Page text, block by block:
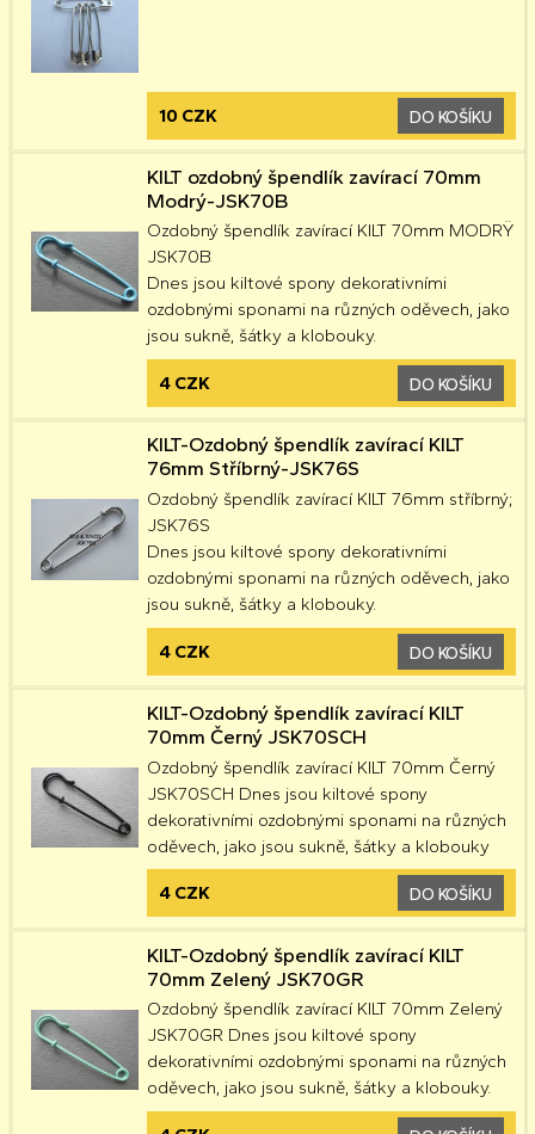
10 CZK DO KOŠÍKU
KILT ozdobný špendlík zavírací 70mm
Modrý-JSK70B
Ozdobný špendlík zavírací KILT 70mm MODRŸ
JSK70B
Dnes jsou kiltové spony dekorativními
ozdobnými sponami na různých oděvech, jako
jsou sukně, šátky a klobouky.
4 CZK DO KOŠÍKU
KILT-Ozdobný špendlík zavírací KILT
76mm Stříbrný-JSK76S
Ozdobný špendlík zavírací KILT 76mm stříbrný;
JSK76S
Dnes jsou kiltové spony dekorativními
ozdobnými sponami na různých oděvech, jako
jsou sukně, šátky a klobouky.
4 CZK DO KOŠÍKU
KILT-Ozdobný špendlík zavírací KILT
70mm Černý JSK70SCH
Ozdobný špendlík zavírací KILT 70mm Černý
JSK70SCH Dnes jsou kiltové spony
dekorativními ozdobnými sponami na různých
oděvech, jako jsou sukně, šátky a klobouky
4 CZK DO KOŠÍKU
KILT-Ozdobný špendlík zavírací KILT
70mm Zelený JSK70GR
Ozdobný špendlík zavírací KILT 70mm Zelený
JSK70GR Dnes jsou kiltové spony
dekorativními ozdobnými sponami na různých
oděvech, jako jsou sukně, šátky a klobouky.